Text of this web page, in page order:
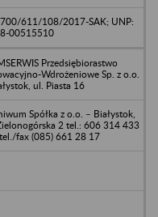
611/108/2017-SAK; UNP:
00515510
Przedsiębiorastwo
Wdrożeniowe Sp. z o.o.
ul. Piasta 16
Spółka z o.o. – Białystok,
2 tel.: 606 314 433
fax (085) 661 28 17